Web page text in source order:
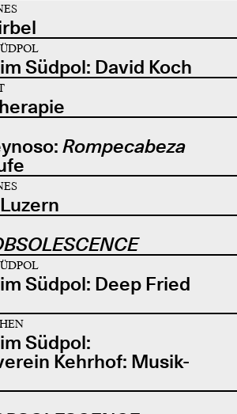
Südpol: David Koch
Rompecabeza
Südpol: Deep Fried
Südpol:
Kehrhof: Musik-